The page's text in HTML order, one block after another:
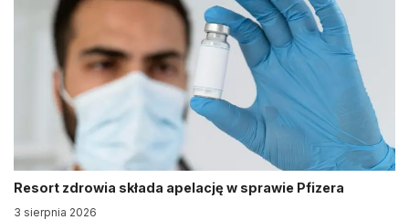
Resort zdrowia składa apelację w sprawie Pfizera
3 sierpnia 2026